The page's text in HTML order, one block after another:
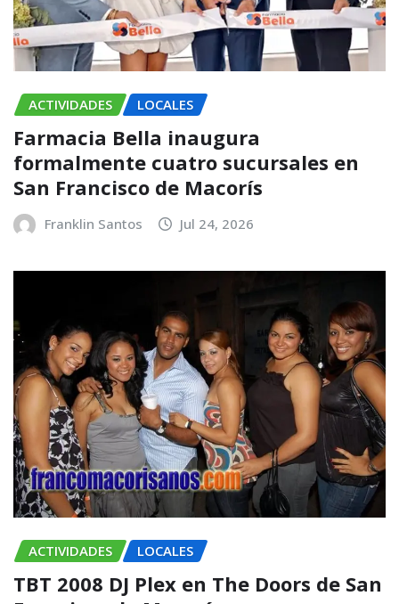
ACTIVIDADES LOCALES
Farmacia Bella inaugura
formalmente cuatro sucursales en
San Francisco de Macorís
Franklin Santos Jul 24, 2026
ACTIVIDADES LOCALES
TBT 2008 DJ Plex en The Doors de San